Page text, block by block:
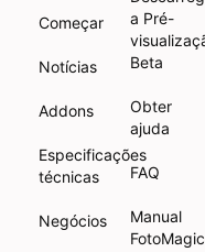
Começar
Notícias
Addons
Especificações
técnicas
Negócios
a Pré-
Beta
Obter
ajuda
FAQ
Manual